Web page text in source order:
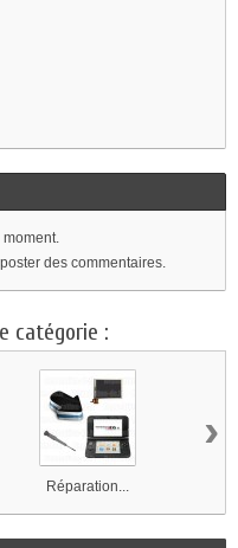
des commentaires.
catégorie :
Réparation...
›